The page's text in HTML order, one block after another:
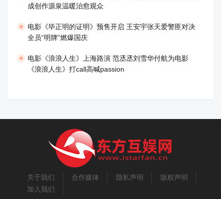
成创作源泉温暖治愈观众
​电影《毕正明的证明》预售开启 王安宇张天爱警匪对决
全员“明牌”燃爆国庆
​电影《浪浪人生》上海路演 范丞丞刘雪华付航为电影
《浪浪人生》打call高喊passion
关于我们 合作媒体 隐私声明
版权声明
加入我们